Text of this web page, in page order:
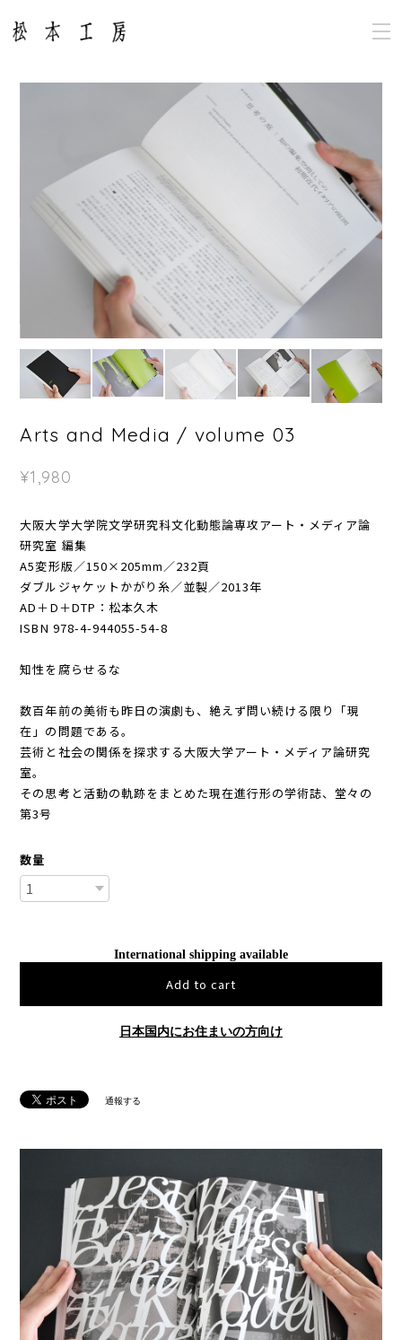
Arts and Media / volume 03
¥1,980
大阪大学大学院文学研究科文化動態論専攻アート・メディア論
研究室 編集
A5変形版／150×205mm／232頁
ダブルジャケットかがり糸／並製／2013年
AD＋D＋DTP：松本久木
ISBN 978-4-944055-54-8
知性を腐らせるな
数百年前の美術も昨日の演劇も、絶えず問い続ける限り「現
在」の問題である。
芸術と社会の関係を探求する大阪大学アート・メディア論研究
室。
その思考と活動の軌跡をまとめた現在進行形の学術誌、堂々の
第3号
数量
International shipping available
Add to cart
日本国内にお住まいの方向け
通報する